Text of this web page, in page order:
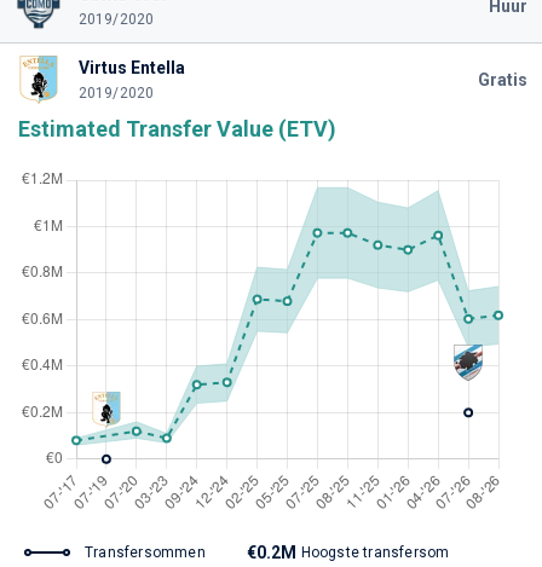
2019/2020
Huur
Virtus Entella
2019/2020
Gratis
Estimated Transfer Value (ETV)
Transfersommen €0.2M Hoogste transfersom